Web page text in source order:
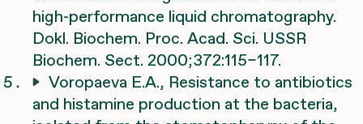
high-performance liquid chromatography.
Dokl. Biochem. Proc. Acad. Sci. USSR
Biochem. Sect. 2000;372:115–117.
Voropaeva E.A., Resistance to antibiotics
and histamine production at the bacteria,